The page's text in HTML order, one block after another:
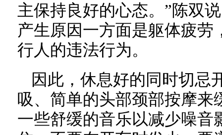
主保持良好的心态。”陈双
产生原因一方面是躯体疲劳
行人的违法行为。
因此，休息好的同时切忌
吸、简单的头部颈部按摩来
一些舒缓的音乐以减少噪音